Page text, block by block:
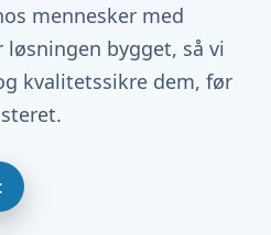
mennesker med
løsningen bygget, så vi
kvalitetssikre dem, før